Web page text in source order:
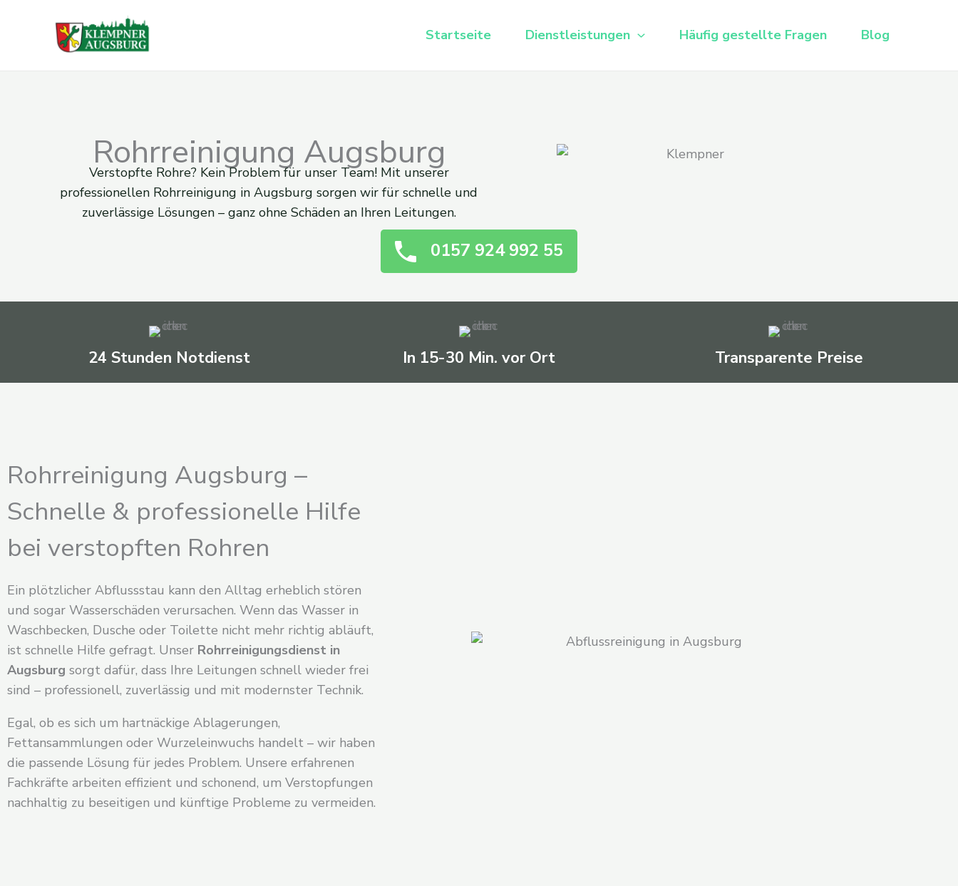
Startseite Dienstleistungen Häufig gestellte Fragen Blog
Rohrreinigung Augsburg
Verstopfte Rohre? Kein Problem für unser Team! Mit unserer
professionellen Rohrreinigung in Augsburg sorgen wir für schnelle und
zuverlässige Lösungen – ganz ohne Schäden an Ihren Leitungen.
0157 924 992 55
24 Stunden Notdienst In 15-30 Min. vor Ort Transparente Preise
Rohrreinigung Augsburg –
Schnelle & professionelle Hilfe
bei verstopften Rohren
Ein plötzlicher Abflussstau kann den Alltag erheblich stören
und sogar Wasserschäden verursachen. Wenn das Wasser in
Waschbecken, Dusche oder Toilette nicht mehr richtig abläuft,
ist schnelle Hilfe gefragt. Unser Rohrreinigungsdienst in
Augsburg sorgt dafür, dass Ihre Leitungen schnell wieder frei
sind – professionell, zuverlässig und mit modernster Technik.
Egal, ob es sich um hartnäckige Ablagerungen,
Fettansammlungen oder Wurzeleinwuchs handelt – wir haben
die passende Lösung für jedes Problem. Unsere erfahrenen
Fachkräfte arbeiten effizient und schonend, um Verstopfungen
nachhaltig zu beseitigen und künftige Probleme zu vermeiden.